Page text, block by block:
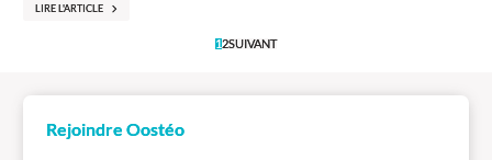
LIRE L'ARTICLE
12SUIVANT
Rejoindre Oostéo